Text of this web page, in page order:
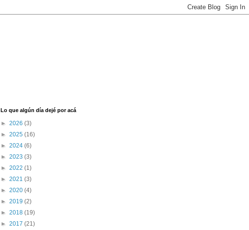
Lo que algún día dejé por acá
► 2026 (3)
► 2025 (16)
► 2024 (6)
► 2023 (3)
► 2022 (1)
► 2021 (3)
► 2020 (4)
► 2019 (2)
► 2018 (19)
► 2017 (21)